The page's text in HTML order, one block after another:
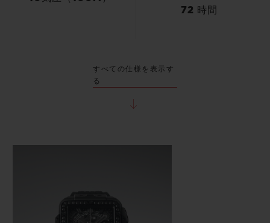
72 時間
すべての仕様を表示す
る